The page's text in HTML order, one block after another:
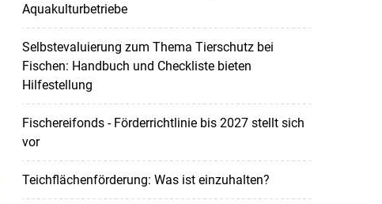
Aquakulturbetriebe
Selbstevaluierung zum Thema Tierschutz bei
Fischen: Handbuch und Checkliste bieten
Hilfestellung
Fischereifonds - Förderrichtlinie bis 2027 stellt sich
vor
Teichflächenförderung: Was ist einzuhalten?